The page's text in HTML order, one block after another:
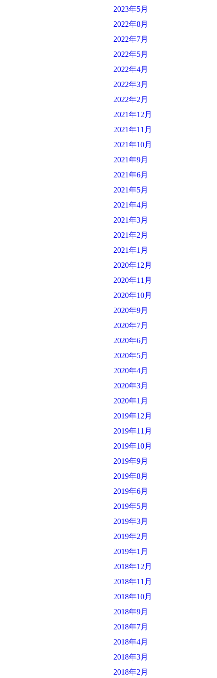
2023年5月
2022年8月
2022年7月
2022年5月
2022年4月
2022年3月
2022年2月
2021年12月
2021年11月
2021年10月
2021年9月
2021年6月
2021年5月
2021年4月
2021年3月
2021年2月
2021年1月
2020年12月
2020年11月
2020年10月
2020年9月
2020年7月
2020年6月
2020年5月
2020年4月
2020年3月
2020年1月
2019年12月
2019年11月
2019年10月
2019年9月
2019年8月
2019年6月
2019年5月
2019年3月
2019年2月
2019年1月
2018年12月
2018年11月
2018年10月
2018年9月
2018年7月
2018年4月
2018年3月
2018年2月